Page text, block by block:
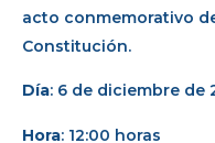
acto conmemorativo
Constitución.
Día: 6 de diciembre de
Hora: 12:00 horas